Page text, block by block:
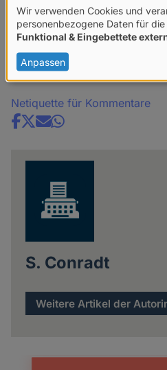
Leipzig-Profen, 2016, Foto: ©
Kommentare
Netiquette für Kommentare
Share
S. Conradt
Weitere Artikel der
Verwendung
von
personenbezogenen
Daten
und
Cookies
Wir verwenden Cookies und
personenbezogene Daten für
Funktional & Eingebettete
Anpassen